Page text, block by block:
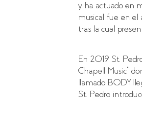
y ha actuado en
musical fue en el
tras la cual
En 2019 St.
Chapell Music”
llamado BODY
St. Pedro